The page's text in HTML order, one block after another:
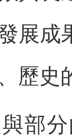
展成
歷史
部